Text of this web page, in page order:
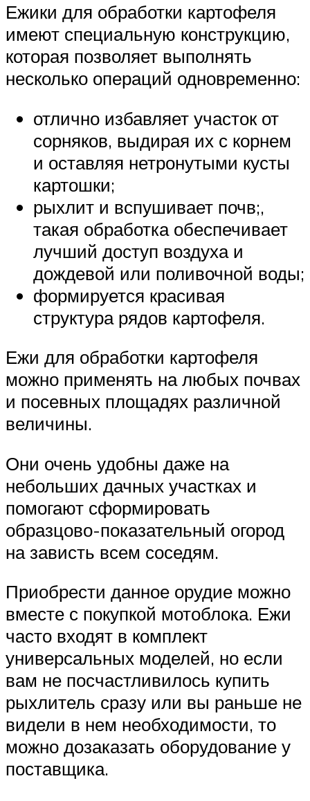
Ежики для обработки картофеля
имеют специальную конструкцию,
которая позволяет выполнять
несколько операций одновременно:
отлично избавляет участок от
сорняков, выдирая их с корнем
и оставляя нетронутыми кусты
картошки;
рыхлит и вспушивает почв;,
такая обработка обеспечивает
лучший доступ воздуха и
дождевой или поливочной воды;
формируется красивая
структура рядов картофеля.
Ежи для обработки картофеля
можно применять на любых почвах
и посевных площадях различной
величины.
Они очень удобны даже на
небольших дачных участках и
помогают сформировать
образцово-показательный огород
на зависть всем соседям.
Приобрести данное орудие можно
вместе с покупкой мотоблока. Ежи
часто входят в комплект
универсальных моделей, но если
вам не посчастливилось купить
рыхлитель сразу или вы раньше не
видели в нем необходимости, то
можно дозаказать оборудование у
поставщика.